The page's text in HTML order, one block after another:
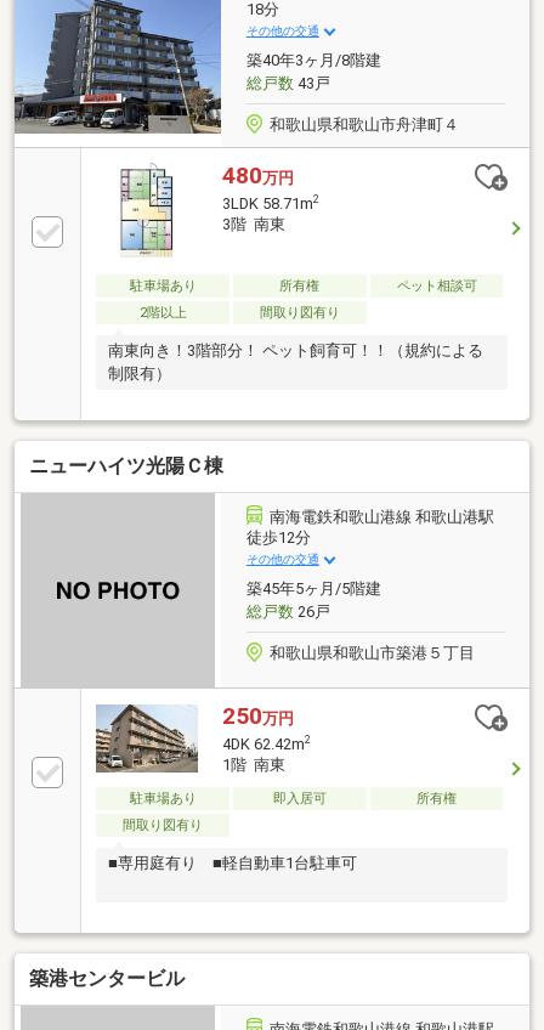
18分
その他の交通
築40年3ヶ月/8階建
総戸数43戸
和歌山県和歌山市舟津町４
480万円
3LDK 58.71m2
3階 南東
駐車場あり 所有権
ペット相談可
2階以上
間取り図有り
南東向き！3階部分！ ペット飼育可！！（規約による
制限有）
ニューハイツ光陽Ｃ棟
南海電鉄和歌山港線 和歌山港駅
徒歩12分
その他の交通
築45年5ヶ月/5階建
総戸数26戸
和歌山県和歌山市築港５丁目
250万円
4DK 62.42m2
1階 南東
駐車場あり 即入居可
所有権
間取り図有り
■専用庭有り ■軽自動車1台駐車可
築港センタービル